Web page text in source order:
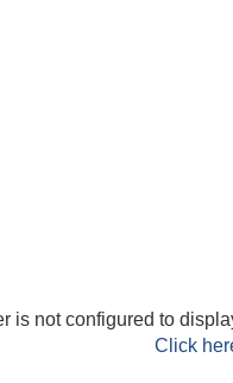
is not configured to
Click